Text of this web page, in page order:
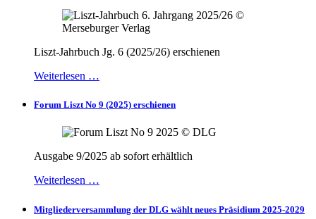
Liszt-Jahrbuch Jg. 6 (2025/26) erschienen
Weiterlesen …
Forum Liszt No 9 (2025) erschienen
Ausgabe 9/2025 ab sofort erhältlich
Weiterlesen …
Mitgliederversammlung der DLG wählt neues Präsidium 2025-2029